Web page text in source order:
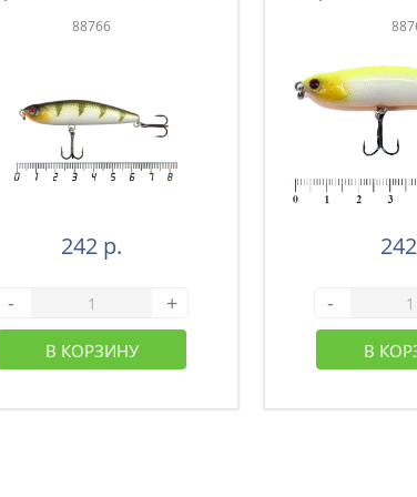
полосами(F1069)
88766
242 р.
- +
В КОРЗИНУ
-
В